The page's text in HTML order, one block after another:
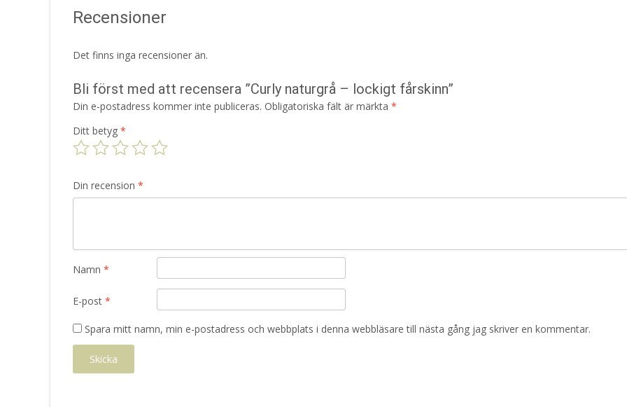
Recensioner
Det finns inga recensioner än.
Bli först med att recensera ”Curly naturgrå – lockigt fårskinn”
Din e-postadress kommer inte publiceras. Obligatoriska fält är märkta *
Ditt betyg *
Din recension *
Namn *
E-post *
Spara mitt namn, min e-postadress och webbplats i denna webbläsare till nästa gång jag skriver en kommentar.